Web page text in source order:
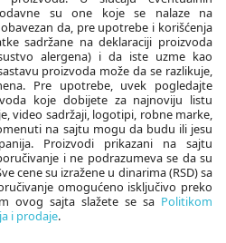
su one koje se nalaze na
da, pre upotrebe i korišćenja
sadržane na deklaraciji proizvoda
alergena) i da iste uzme kao
proizvoda može da se razlikuje,
Pre upotrebe, uvek pogledajte
koje dobijete za najnoviju listu
video sadržaji, logotipi, robne marke,
na sajtu mogu da budu ili jesu
Proizvodi prikazani na sajtu
i ne podrazumeva se da su
cene su izražene u dinarima (RSD) sa
omogućeno isključivo preko
ovog sajta slažete se sa Politikom
i prodaje.